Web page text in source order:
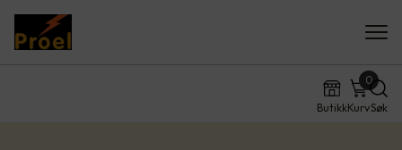
ButikkKurv
0
Søk